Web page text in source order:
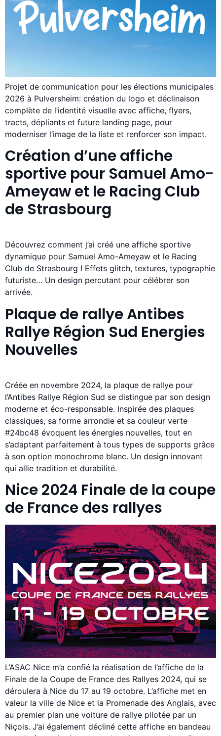
Projet de communication pour les élections municipales
2026 à Pulversheim: création du logo et déclinaison
complète de l’identité visuelle avec affiche, flyers,
tracts, dépliants et future landing page, pour
moderniser l’image de la liste et renforcer son impact.
Création d’une affiche
sportive pour Samuel Amo-
Ameyaw et le Racing Club
de Strasbourg
Découvrez comment j’ai créé une affiche sportive
dynamique pour Samuel Amo-Ameyaw et le Racing
Club de Strasbourg ! Effets glitch, textures, typographie
futuriste… Un design percutant pour célébrer son
arrivée.
Plaque de rallye Antibes
Rallye Région Sud Energies
Nouvelles
Créée en novembre 2024, la plaque de rallye pour
l’Antibes Rallye Région Sud se distingue par son design
moderne et éco-responsable. Inspirée des plaques
classiques, sa forme arrondie et sa couleur verte
#24bc48 évoquent les énergies nouvelles, tout en
s’adaptant parfaitement à tous types de supports grâce
à son option monochrome blanc. Un design innovant
qui allie tradition et durabilité.
Nice 2024 Finale de la coupe
de France des rallyes
L’ASAC Nice m’a confié la réalisation de l’affiche de la
Finale de la Coupe de France des Rallyes 2024, qui se
déroulera à Nice du 17 au 19 octobre. L’affiche met en
valeur la ville de Nice et la Promenade des Anglais, avec
au premier plan une voiture de rallye pilotée par un
Niçois. J’ai également décliné cette affiche en bandeau